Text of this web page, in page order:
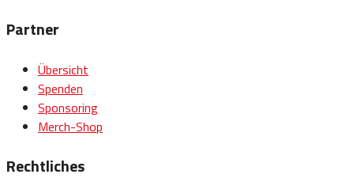
Partner
Übersicht
Spenden
Sponsoring
Merch-Shop
Rechtliches